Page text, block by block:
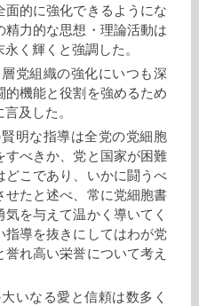
面的に強化できるようにな
精力的な思想・理論活動は
く輝くと強調した。
党組織の強化にいつも深
的機能と役割を強めるため
及した。
明な指導は全党の党細胞
すべきか、党と国家が困難
どこであり、いかに闘うべ
せたと述べ、常に党細胞書
を与えて温かく導いてく
指導を抜きにしてはわが党
れ高い栄誉について考え
いなる愛と信頼は数多く